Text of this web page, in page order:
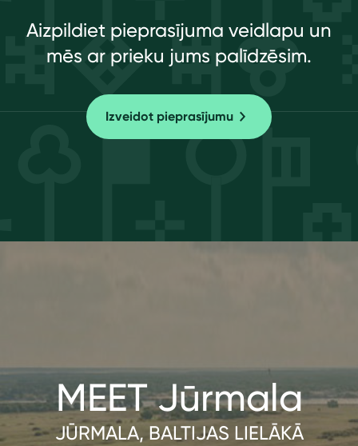
Aizpildiet pieprasījuma veidlapu un
mēs ar prieku jums palīdzēsim.
Izveidot pieprasījumu
MEET Jūrmala
JŪRMALA, BALTIJAS LIELĀKĀ